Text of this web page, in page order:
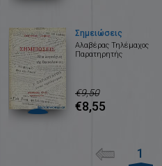
Σημειώσεις
Αλαβέρας Τηλέμαχος
Παρατηρητής
€9,50
€8,55
1